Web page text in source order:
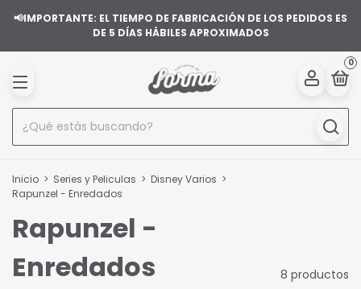
📢IMPORTANTE: EL TIEMPO DE FABRICACIÓN DE LOS PEDIDOS ES
DE 5 DÍAS HÁBILES APROXIMADOS
0
Inicio > Series y Peliculas > Disney Varios >
Rapunzel - Enredados
Rapunzel -
Enredados
8 productos